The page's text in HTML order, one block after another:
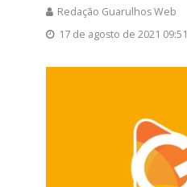
Redação Guarulhos Web
17 de agosto de 2021 09:51